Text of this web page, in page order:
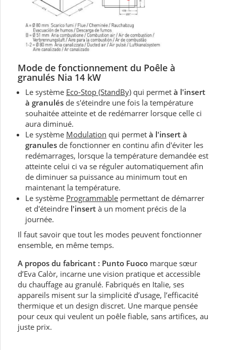
Mode de fonctionnement du Poêle à
granulés Nia 14 kW
Le système Eco-Stop (StandBy) qui permet à l'insert
à granulés de s'éteindre une fois la température
souhaitée atteinte et de redémarrer lorsque celle ci
aura diminué.
Le système Modulation qui permet à l'insert à
granules de fonctionner en continu afin d'éviter les
redémarrages, lorsque la température demandée est
atteinte celui ci va se réguler automatiquement afin
de diminuer sa puissance au minimum tout en
maintenant la température.
Le système Programmable permettant de démarrer
et d'éteindre l'insert à un moment précis de la
journée.
Il faut savoir que tout les modes peuvent fonctionner
ensemble, en même temps.
A propos du fabricant : Punto Fuoco marque sœur
d’Eva Calòr, incarne une vision pratique et accessible
du chauffage au granulé. Fabriqués en Italie, ses
appareils misent sur la simplicité d’usage, l’efficacité
thermique et un design discret. Une marque pensée
pour ceux qui veulent un poêle fiable, sans artifices, au
juste prix.